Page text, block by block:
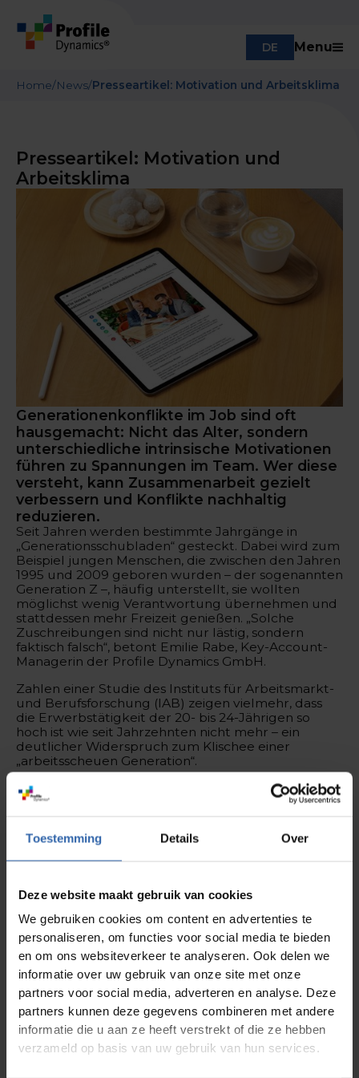
Toestemming Details Over
Deze website maakt gebruik van cookies
We gebruiken cookies om content en advertenties te
personaliseren, om functies voor social media te bieden
en om ons websiteverkeer te analyseren. Ook delen we
informatie over uw gebruik van onze site met onze
partners voor social media, adverteren en analyse. Deze
partners kunnen deze gegevens combineren met andere
informatie die u aan ze heeft verstrekt of die ze hebben
verzameld op basis van uw gebruik van hun services.
DE Menu
Home/News/Presseartikel: Motivation und Arbeitsklima
Presseartikel: Motivation und
Arbeitsklima
Generationenkonflikte im Job sind oft
hausgemacht: Nicht das Alter, sondern
unterschiedliche intrinsische Motivationen
führen zu Spannungen im Team. Wer diese
versteht, kann Zusammenarbeit gezielt
verbessern und Konflikte nachhaltig
reduzieren.
Seit Jahren werden bestimmte Jahrgänge in
„Generationsschubladen“ gesteckt. Dabei wird zum
Beispiel jungen Menschen, die zwischen den Jahren
1995 und 2009 geboren wurden – der sogenannten
Generation Z –, häufig unterstellt, sie wollten
möglichst wenig Verantwortung übernehmen und
stattdessen mehr Freizeit genießen. „Solche
Zuschreibungen sind nicht nur lästig, sondern
faktisch falsch“, betont Emilie Rabe, Key-Account-
Managerin der Profile Dynamics GmbH.
Zahlen einer Studie des Instituts für Arbeitsmarkt-
und Berufsforschung (IAB) zeigen vielmehr, dass
die Erwerbstätigkeit der 20- bis 24-Jährigen so
hoch ist wie seit Jahrzehnten nicht mehr – ein
deutlicher Widerspruch zum Klischee einer
„arbeitsscheuen Generation“.
Keine einheitlichen Muster
einheitlichen Muster innerhalb von Generationen.“
Menschen werden vielmehr von unterschiedlichen
inneren Motiven angetrieben – für manche stehen
Vordergrund, für andere Teamharmonie und
Zusammenhalt.
Hier geht es zum vollständigen Artikel bei
personalintern.de
News
Was macht Teamarbeit im Sport so besonders